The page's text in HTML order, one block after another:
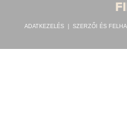
ADATKEZELÉS SZERZŐI ÉS